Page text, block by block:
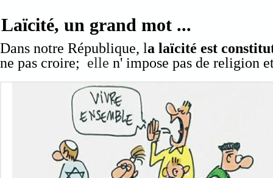
Dans notre République, la laïcité est
ne pas croire; elle n' impose pas de religion
Laïcité, un grand mot ...